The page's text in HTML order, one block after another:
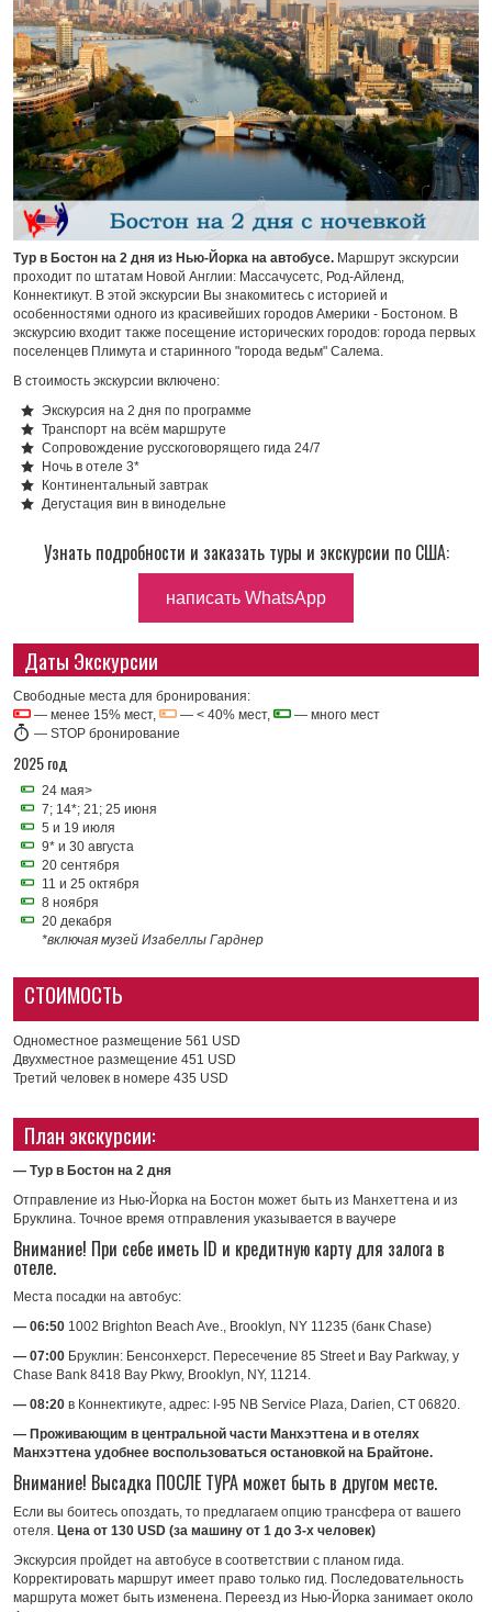
Тур в Бостон на 2 дня из Нью-Йорка на автобусе. Маршрут экскурсии
проходит по штатам Новой Англии: Массачусетс, Род-Айленд,
Коннектикут. В этой экскурсии Вы знакомитесь с историей и
особенностями одного из красивейших городов Америки - Бостоном. В
экскурсию входит также посещение исторических городов: города первых
поселенцев Плимута и старинного "города ведьм" Салема.
В стоимость экскурсии включено:
Экскурсия на 2 дня по программе
Транспорт на всём маршруте
Сопровождение русскоговорящего гида 24/7
Ночь в отеле 3*
Континентальный завтрак
Дегустация вин в винодельне
Узнать подробности и заказать туры и экскурсии по США:
написать WhatsApp
Даты Экскурсии
Свободные места для бронирования:
— менее 15% мест,
— < 40% мест,
— много мест
— STOP бронирование
2025 год
24 мая>
7; 14*; 21; 25 июня
5 и 19 июля
9* и 30 августа
20 сентября
11 и 25 октября
8 ноября
20 декабря
*включая музей Изабеллы Гарднер
СТОИМОСТЬ
Одноместное размещение 561 USD
Двухместное размещение 451 USD
Третий человек в номере 435 USD
План экскурсии:
— Тур в Бостон на 2 дня
Отправление из Нью-Йорка на Бостон может быть из Манхеттена и из
Бруклина. Точное время отправления указывается в ваучере
Внимание! При себе иметь ID и кредитную карту для залога в
отеле.
Места посадки на автобус:
— 06:50 1002 Brighton Beach Ave., Brooklyn, NY 11235 (банк Chase)
— 07:00 Бруклин: Бенсонхерст. Пересечение 85 Street и Bay Parkway, у
Chase Bank 8418 Bay Pkwy, Brooklyn, NY, 11214.
— 08:20 в Коннектикуте, адрес: I-95 NB Service Plaza, Darien, CT 06820.
— Проживающим в центральной части Манхэттена и в отелях
Манхэттена удобнее воспользоваться остановкой на Брайтоне.
Внимание! Высадка ПОСЛЕ ТУРА может быть в другом месте.
Если вы боитесь опоздать, то предлагаем опцию трансфера от вашего
отеля. Цена от 130 USD (за машину от 1 до 3-х человек)
Экскурсия пройдет на автобусе в соответствии с планом гида.
Корректировать маршрут имеет право только гид. Последовательность
маршрута может быть изменена. Переезд из Нью-Йорка занимает около